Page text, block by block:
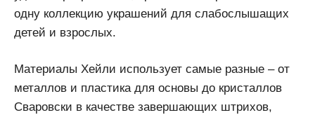
одну коллекцию украшений для слабослышащих
детей и взрослых.
Материалы Хейли использует самые разные – от
металлов и пластика для основы до кристаллов
Сваровски в качестве завершающих штрихов,